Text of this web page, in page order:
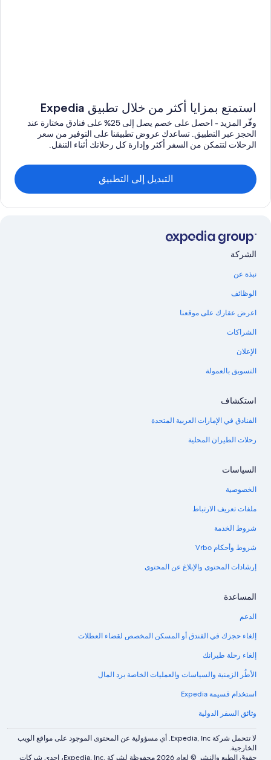
استمتع بمزايا أكثر من خلال تطبيق Expedia
وفّر المزيد - احصل على خصم يصل إلى 25% على فنادق مختارة عند
الحجز عبر التطبيق. تساعدك عروض تطبيقنا على التوفير من سعر
الرحلات لتتمكن من السفر أكثر وإدارة كل رحلاتك أثناء التنقل.
التبديل إلى التطبيق
الشركة
نبذة عن
الوظائف
اعرض عقارك على موقعنا
الشراكات
الإعلان
التسويق بالعمولة
استكشاف
الفنادق في الإمارات العربية المتحدة
رحلات الطيران المحلية
السياسات
الخصوصية
ملفات تعريف الارتباط
شروط الخدمة
شروط وأحكام Vrbo
إرشادات المحتوى والإبلاغ عن المحتوى
المساعدة
الدعم
إلغاء حجزك في الفندق أو المسكن المخصص لقضاء العطلات
إلغاء رحلة طيرانك
الأطُر الزمنية والسياسات والعمليات الخاصة برد المال
استخدام قسيمة Expedia
وثائق السفر الدولية
لا تتحمل شركة Expedia, Inc. أي مسؤولية عن المحتوى الموجود على مواقع الويب
الخارجية.
حقوق الطبع والنشر © لعام 2026 محفوظة لشركة .Expedia, Inc، إحدى شركات